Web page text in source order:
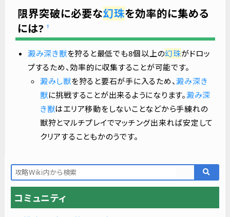
限界突破に必要な幻珠を効率的に集める
には? †
澱み深き獸を狩ると最低でも8個以上の幻珠がドロッ
プするため、効率的に収集することが可能です。
澱みし獣を狩ると要石が手に入るため、澱み深き
獸に挑戦することが出来るようになります。澱み深
き獸はエリア移動をしないことなどから手練れの
獣狩とマルチプレイでマッチング出来れば安定して
クリアすることもかのうです。
コミュニティ